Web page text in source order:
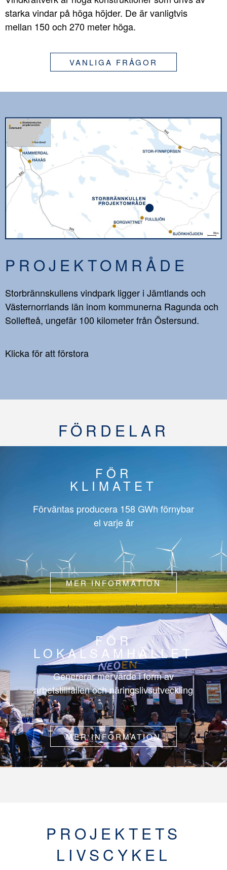
starka vindar på höga höjder. De är vanligtvis
mellan 150 och 270 meter höga.
VANLIGA FRÅGOR
PROJEKTOMRÅDE
Storbrännskullens vindpark ligger i Jämtlands och
Västernorrlands län inom kommunerna Ragunda och
Sollefteå, ungefär 100 kilometer från Östersund.
Klicka för att förstora
FÖRDELAR
FÖR
KLIMATET
Förväntas producera 158 GWh förnybar
el varje år
MER INFORMATION
FÖR
LOKALSAMHÄLLET
Genererar mervärde i form av
arbetstillfällen och näringslivsutveckling
MER INFORMATION
PROJEKTETS
LIVSCYKEL